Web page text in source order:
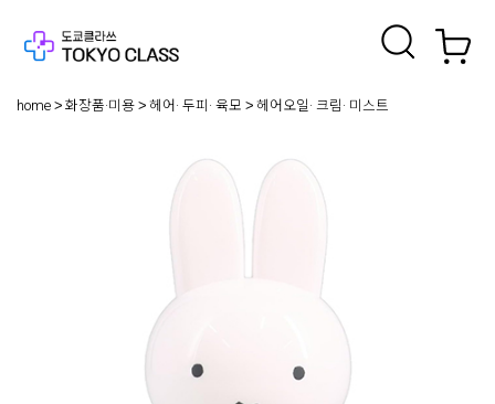
home 화장품·미용 헤어· 두피· 육모 헤어오일· 크림· 미스트